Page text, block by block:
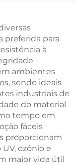
preferida para
à
ambientes
sendo ideais
industriais de
do material
tempo em
fáceis
proporcionam
ozônio e
maior vida útil